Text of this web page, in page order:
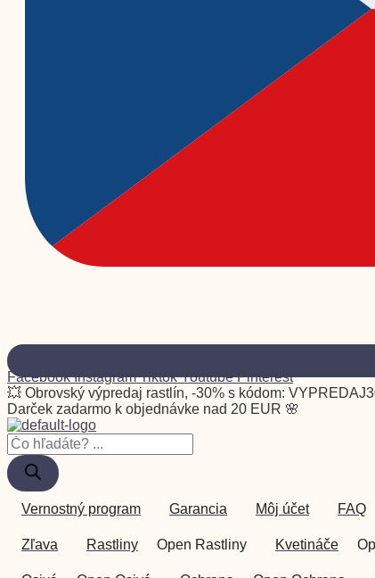
Facebook Instagram Tiktok Youtube Pinterest
💥 Obrovský výpredaj rastlín, -30% s kódom:
Darček zadarmo k objednávke nad 20 EUR 🌸
Vernostný program Garancia Môj účet FAQ
Zľava Rastliny Open Rastliny Kvetináče